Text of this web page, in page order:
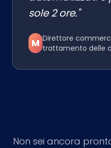
sole 2 ore."
M Direttore
trattamento delle
Non sei ancora